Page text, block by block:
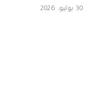
30 يوليو، 2026